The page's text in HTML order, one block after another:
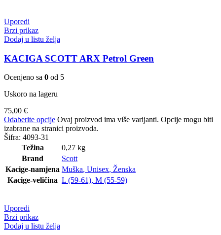
Uporedi
Brzi prikaz
Dodaj u listu želja
KACIGA SCOTT ARX Petrol Green
Ocenjeno sa 0 od 5
Uskoro na lageru
75,00 €
Odaberite opcije Ovaj proizvod ima više varijanti. Opcije mogu biti
izabrane na stranici proizvoda.
Šifra: 4093-31
Težina
0,27 kg
Brand
Scott
Kacige-namjena Muška, Unisex, Ženska
Kacige-veličina L (59-61), M (55-59)
Uporedi
Brzi prikaz
Dodaj u listu želja